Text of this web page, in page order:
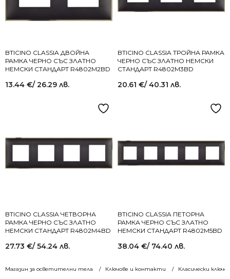
Магазин за осветителни тела Ключове и контакти Класически
BTICINO CLASSIA ДВОЙНА
РАМКА ЧЕРНО СЪС ЗЛАТНО
НЕМСКИ СТАНДАРТ R4802M2BD
13.44 €/ 26.29 лв.
BTICINO CLASSIA ТРОЙНА РАМКА
ЧЕРНО СЪС ЗЛАТНО НЕМСКИ
СТАНДАРТ R4802M3BD
20.61 €/ 40.31 лв.
BTICINO CLASSIA ЧЕТВОРНА
РАМКА ЧЕРНО СЪС ЗЛАТНО
НЕМСКИ СТАНДАРТ R4802M4BD
27.73 €/ 54.24 лв.
BTICINO CLASSIA ПЕТОРНА
РАМКА ЧЕРНО СЪС ЗЛАТНО
НЕМСКИ СТАНДАРТ R4802M5BD
38.04 €/ 74.40 лв.